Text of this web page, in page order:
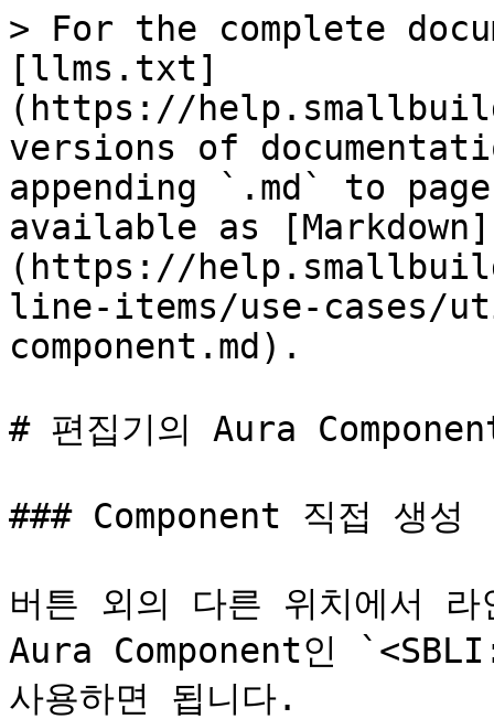
> For the complete
[llms.txt]
(https://
versions of
appending `.md` to
available as [Markdown]
(https://
line-items/use-cases/
component.md).
# 편집기의 Aura
### Component 직접 생성
버튼 외의 다른 위치에서
Aura Component인
사용하면 됩니다.